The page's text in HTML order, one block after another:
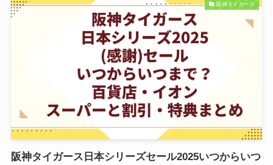
阪神タイガース
阪神タイガース日本シリーズセール2025いつからいつ